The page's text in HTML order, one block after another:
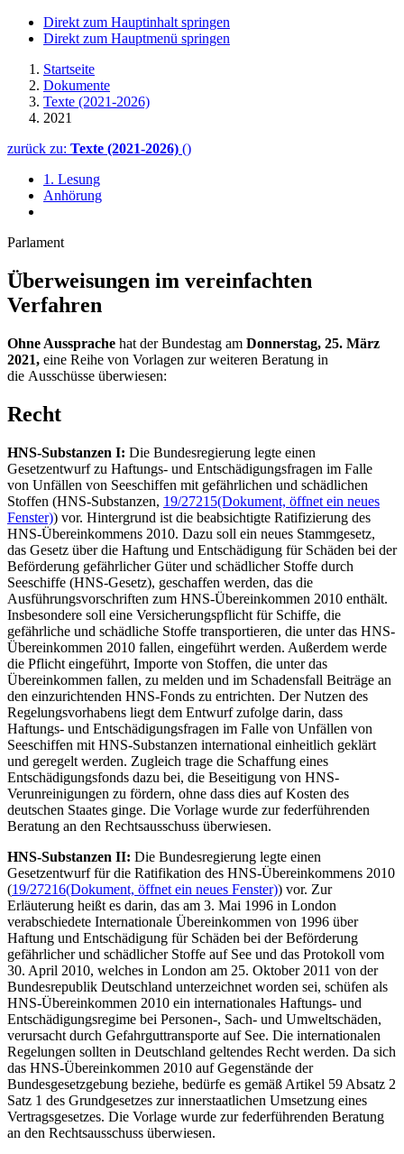
Direkt zum Hauptinhalt springen
Direkt zum Hauptmenü springen
Startseite
Dokumente
Texte (2021-2026)
2021
zurück zu: Texte (2021-2026) ()
1. Lesung
Anhörung
Parlament
Überweisungen im vereinfachten
Verfahren
Ohne Aussprache hat der Bundestag am Donnerstag, 25. März
2021, eine Reihe von Vorlagen zur weiteren Beratung in
die Ausschüsse überwiesen:
Recht
HNS-Substanzen I: Die Bundesregierung legte einen
Gesetzentwurf zu Haftungs- und Entschädigungsfragen im Falle
von Unfällen von Seeschiffen mit gefährlichen und schädlichen
Stoffen (HNS-Substanzen, 19/27215(Dokument, öffnet ein neues
Fenster)) vor. Hintergrund ist die beabsichtigte Ratifizierung des
HNS-Übereinkommens 2010. Dazu soll ein neues Stammgesetz,
das Gesetz über die Haftung und Entschädigung für Schäden bei der
Beförderung gefährlicher Güter und schädlicher Stoffe durch
Seeschiffe (HNS-Gesetz), geschaffen werden, das die
Ausführungsvorschriften zum HNS-Übereinkommen 2010 enthält.
Insbesondere soll eine Versicherungspflicht für Schiffe, die
gefährliche und schädliche Stoffe transportieren, die unter das HNS-
Übereinkommen 2010 fallen, eingeführt werden. Außerdem werde
die Pflicht eingeführt, Importe von Stoffen, die unter das
Übereinkommen fallen, zu melden und im Schadensfall Beiträge an
den einzurichtenden HNS-Fonds zu entrichten. Der Nutzen des
Regelungsvorhabens liegt dem Entwurf zufolge darin, dass
Haftungs- und Entschädigungsfragen im Falle von Unfällen von
Seeschiffen mit HNS-Substanzen international einheitlich geklärt
und geregelt werden. Zugleich trage die Schaffung eines
Entschädigungsfonds dazu bei, die Beseitigung von HNS-
Verunreinigungen zu fördern, ohne dass dies auf Kosten des
deutschen Staates ginge. Die Vorlage wurde zur federführenden
Beratung an den Rechtsausschuss überwiesen.
HNS-Substanzen II: Die Bundesregierung legte einen
Gesetzentwurf für die Ratifikation des HNS-Übereinkommens 2010
(19/27216(Dokument, öffnet ein neues Fenster)) vor. Zur
Erläuterung heißt es darin, das am 3. Mai 1996 in London
verabschiedete Internationale Übereinkommen von 1996 über
Haftung und Entschädigung für Schäden bei der Beförderung
gefährlicher und schädlicher Stoffe auf See und das Protokoll vom
30. April 2010, welches in London am 25. Oktober 2011 von der
Bundesrepublik Deutschland unterzeichnet worden sei, schüfen als
HNS-Übereinkommen 2010 ein internationales Haftungs- und
Entschädigungsregime bei Personen-, Sach- und Umweltschäden,
verursacht durch Gefahrguttransporte auf See. Die internationalen
Regelungen sollten in Deutschland geltendes Recht werden. Da sich
das HNS-Übereinkommen 2010 auf Gegenstände der
Bundesgesetzgebung beziehe, bedürfe es gemäß Artikel 59 Absatz 2
Satz 1 des Grundgesetzes zur innerstaatlichen Umsetzung eines
Vertragsgesetzes. Die Vorlage wurde zur federführenden Beratung
an den Rechtsausschuss überwiesen.